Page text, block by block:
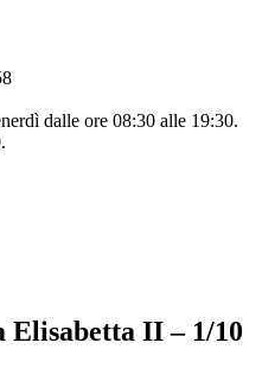
dalle ore 08:30 alle 19:30.
Elisabetta II – 1/10